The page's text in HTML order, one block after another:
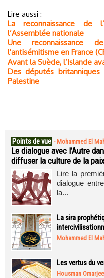
Lire aussi :
La reconnaissance
l’Assemblée nationale
Une reconnaissance
l'antisémitisme en France
Avant la Suède, l’Islande
Des députés
Palestine
Points de vue - Mohammed El
Le dialogue avec l’Autre
diffuser la culture de la
Lire la
dialogue
la...
La sira
Mohammed El
Les vertus du
Housman Omarjee